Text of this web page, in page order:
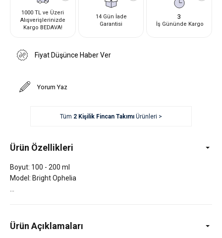
1000 TL ve Üzeri
Alışverişlerinizde
Kargo BEDAVA!
14 Gün İade
Garantisi
3
İş Gününde Kargo
Fiyat Düşünce Haber Ver
Yorum Yaz
Tüm 2 Kişilik Fincan TakımıÜrünleri >
Ürün Özellikleri
Boyut: 100 - 200 ml
Model: Bright Ophelia
Ürün Açıklamaları